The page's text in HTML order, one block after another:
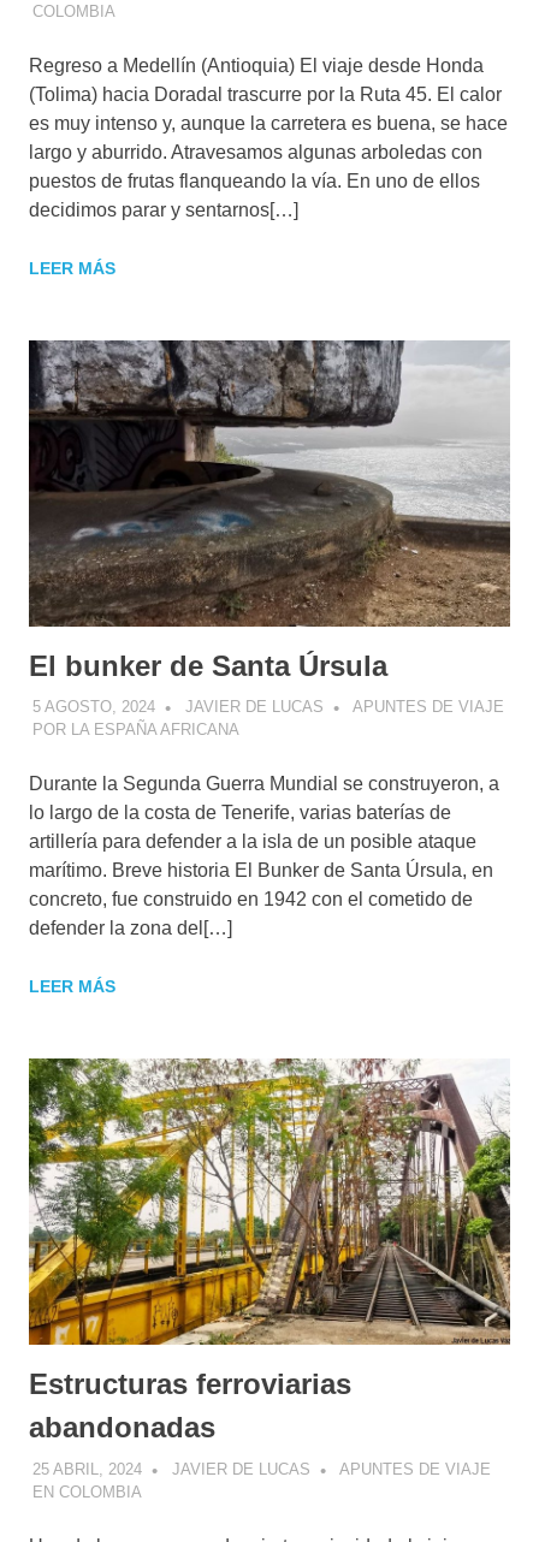
COLOMBIA
Regreso a Medellín (Antioquia) El viaje desde Honda
(Tolima) hacia Doradal trascurre por la Ruta 45. El calor
es muy intenso y, aunque la carretera es buena, se hace
largo y aburrido. Atravesamos algunas arboledas con
puestos de frutas flanqueando la vía. En uno de ellos
decidimos parar y sentarnos[…]
LEER MÁS
El bunker de Santa Úrsula
5 AGOSTO, 2024 JAVIER DE LUCAS
APUNTES DE VIAJE
POR LA ESPAÑA AFRICANA
Durante la Segunda Guerra Mundial se construyeron, a
lo largo de la costa de Tenerife, varias baterías de
artillería para defender a la isla de un posible ataque
marítimo. Breve historia El Bunker de Santa Úrsula, en
concreto, fue construido en 1942 con el cometido de
defender la zona del[…]
LEER MÁS
Estructuras ferroviarias
abandonadas
25 ABRIL, 2024 JAVIER DE LUCAS
APUNTES DE VIAJE
EN COLOMBIA